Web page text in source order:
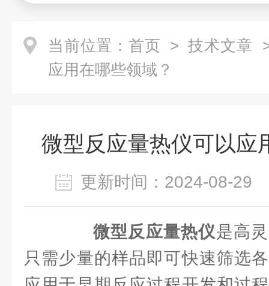
当前位置： 首页 > 技术文章
应用在哪些领域？
微型反应量热仪可以应
更新时间：2024-08-
微型反应量热仪是高
只需少量的样品即可快速筛选